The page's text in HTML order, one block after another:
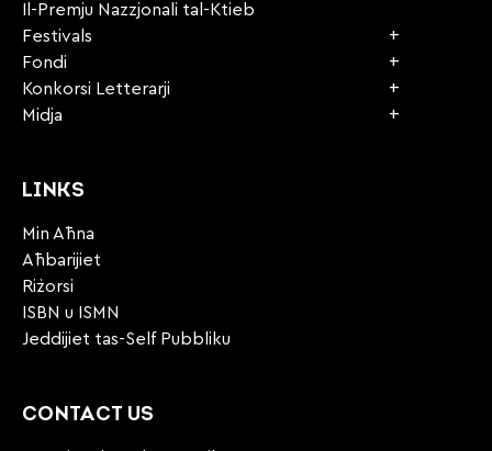
Il-Premju Nazzjonali tal-Ktieb
Festivals
Fondi
Konkorsi Letterarji
Midja
LINKS
Min Aħna
Aħbarijiet
Riżorsi
ISBN u ISMN
Jeddijiet tas-Self Pubbliku
CONTACT US